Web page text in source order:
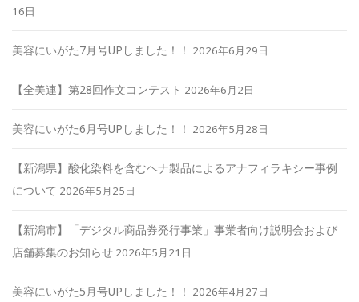
16日
美容にいがた7月号UPしました！！ 2026年6月29日
【全美連】第28回作文コンテスト 2026年6月2日
美容にいがた6月号UPしました！！ 2026年5月28日
【新潟県】酸化染料を含むヘナ製品によるアナフィラキシー事例
について 2026年5月25日
【新潟市】「デジタル商品券発行事業」事業者向け説明会および
店舗募集のお知らせ 2026年5月21日
美容にいがた5月号UPしました！！ 2026年4月27日